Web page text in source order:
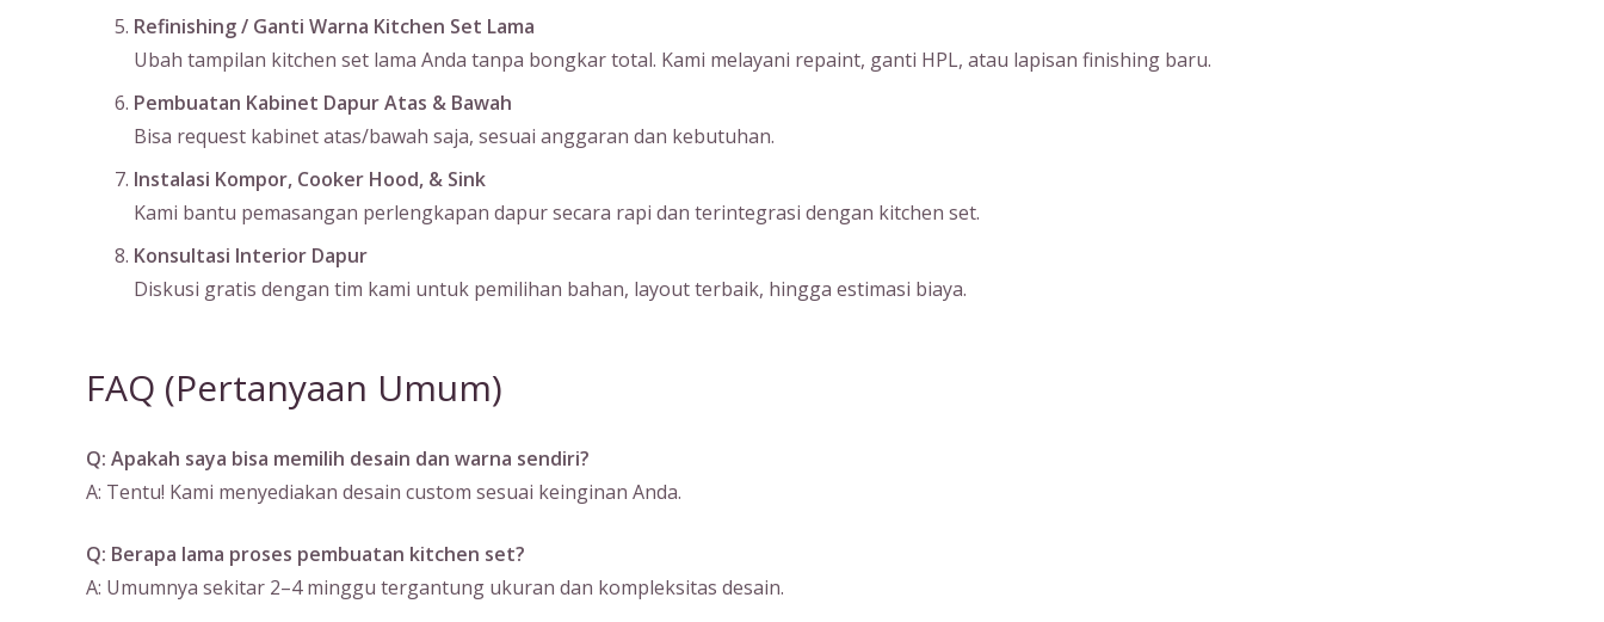
Refinishing / Ganti Warna Kitchen Set Lama
Ubah tampilan kitchen set lama Anda tanpa bongkar total. Kami melayani repaint, ganti HPL, atau lapisan finishing baru.
Pembuatan Kabinet Dapur Atas & Bawah
Bisa request kabinet atas/bawah saja, sesuai anggaran dan kebutuhan.
Instalasi Kompor, Cooker Hood, & Sink
Kami bantu pemasangan perlengkapan dapur secara rapi dan terintegrasi dengan kitchen set.
Konsultasi Interior Dapur
Diskusi gratis dengan tim kami untuk pemilihan bahan, layout terbaik, hingga estimasi biaya.
FAQ (Pertanyaan Umum)
Q: Apakah saya bisa memilih desain dan warna sendiri?
A: Tentu! Kami menyediakan desain custom sesuai keinginan Anda.
Q: Berapa lama proses pembuatan kitchen set?
A: Umumnya sekitar 2–4 minggu tergantung ukuran dan kompleksitas desain.